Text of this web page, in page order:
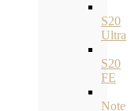
S20
Ultra
S20
FE
Note